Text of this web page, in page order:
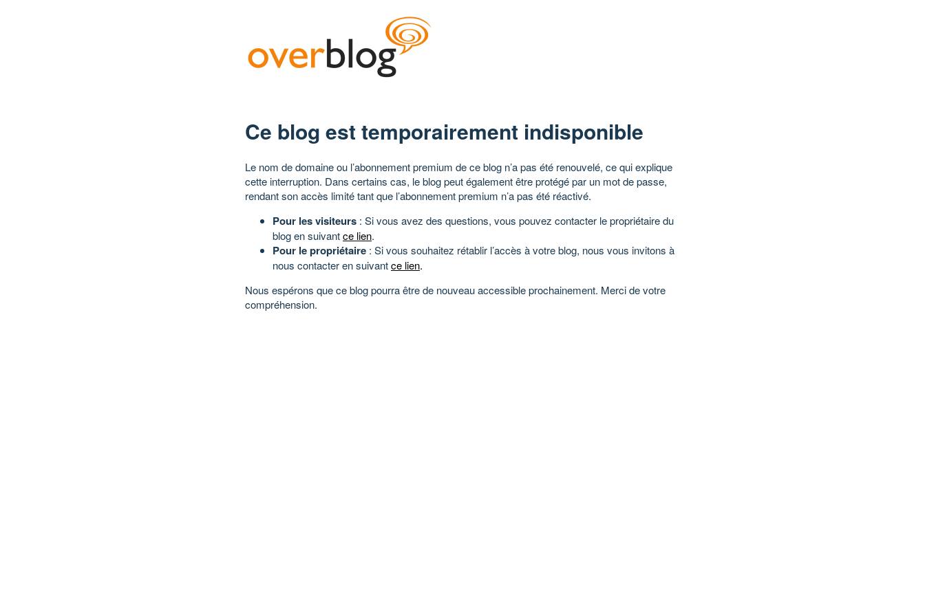
Ce blog est temporairement indisponible
Le nom de domaine ou l’abonnement premium de ce blog n’a pas été renouvelé, ce qui explique
cette interruption. Dans certains cas, le blog peut également être protégé par un mot de passe,
rendant son accès limité tant que l’abonnement premium n’a pas été réactivé.
Pour les visiteurs : Si vous avez des questions, vous pouvez contacter le propriétaire du
blog en suivantce lien.
Pour le propriétaire : Si vous souhaitez rétablir l’accès à votre blog, nous vous invitons à
nous contacter en suivantce lien.
Nous espérons que ce blog pourra être de nouveau accessible prochainement. Merci de votre
compréhension.